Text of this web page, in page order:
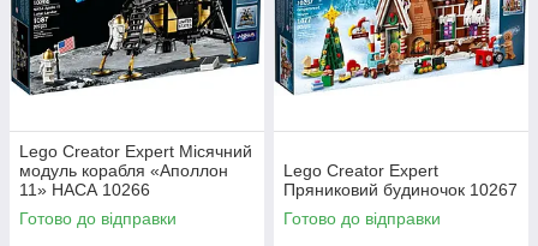
Lego Creator Expert Місячний
модуль корабля «Аполлон
11» НАСА 10266
Готово до відправки
Lego Creator Expert
Пряниковий будиночок 10267
Готово до відправки